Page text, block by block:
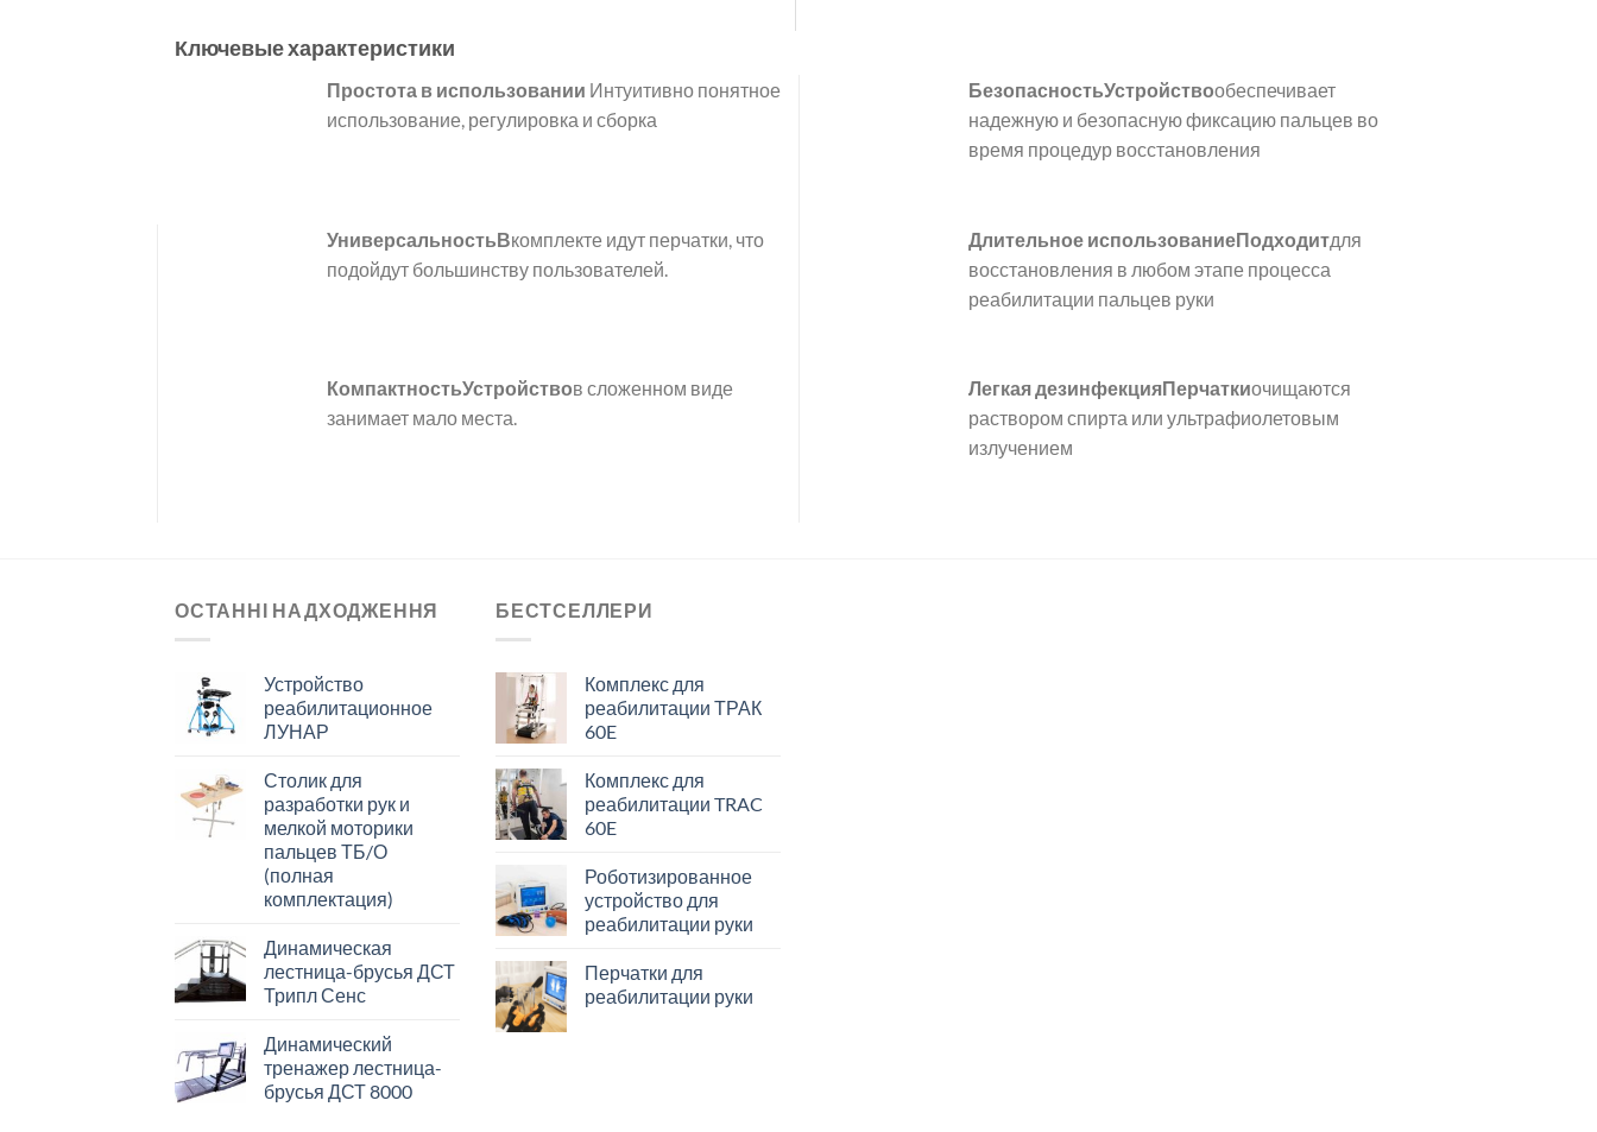
Ключевые характеристики
Простота в использовании Интуитивно понятное
использование, регулировка и сборка
БезопасностьУстройствообеспечивает
надежную и безопасную фиксацию пальцев во
время процедур восстановления
УниверсальностьВкомплекте идут перчатки, что
подойдут большинству пользователей.
Длительное использованиеПодходитдля
восстановления в любом этапе процесса
реабилитации пальцев руки
КомпактностьУстройствов сложенном виде
занимает мало места.
Легкая дезинфекцияПерчаткиочищаются
раствором спирта или ультрафиолетовым
излучением
ОСТАННІ НАДХОДЖЕННЯ
Устройство
реабилитационное
ЛУНАР
Столик для
разработки рук и
мелкой моторики
пальцев ТБ/О
(полная
комплектация)
Динамическая
лестница-брусья ДСТ
Трипл Сенс
Динамический
тренажер лестница-
брусья ДСТ 8000
БЕСТСЕЛЛЕРИ
Комплекс для
реабилитации ТРАК
60E
Комплекс для
реабилитации TRAC
60E
Роботизированное
устройство для
реабилитации руки
Перчатки для
реабилитации руки